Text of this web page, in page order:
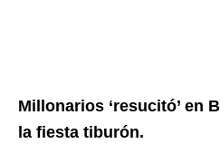
Millonarios ‘resucitó’ en
la fiesta tiburón.